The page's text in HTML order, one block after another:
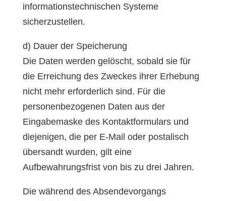
informationstechnischen Systeme
sicherzustellen.
d) Dauer der Speicherung
Die Daten werden gelöscht, sobald sie für
die Erreichung des Zweckes ihrer Erhebung
nicht mehr erforderlich sind. Für die
personenbezogenen Daten aus der
Eingabemaske des Kontaktformulars und
diejenigen, die per E-Mail oder postalisch
übersandt wurden, gilt eine
Aufbewahrungsfrist von bis zu drei Jahren.
Die während des Absendevorgangs